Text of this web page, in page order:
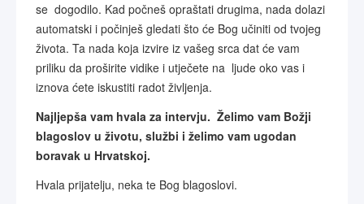
se dogodilo. Kad počneš opraštati drugima, nada dolazi
automatski i počinješ gledati što će Bog učiniti od tvojeg
života. Ta nada koja izvire iz vašeg srca dat će vam
priliku da proširite vidike i utječete na ljude oko vas i
iznova ćete iskustiti radot življenja.
Najljepša vam hvala za intervju. Želimo vam Božji
blagoslov u životu, službi i želimo vam ugodan
boravak u Hrvatskoj.
Hvala prijatelju, neka te Bog blagoslovi.